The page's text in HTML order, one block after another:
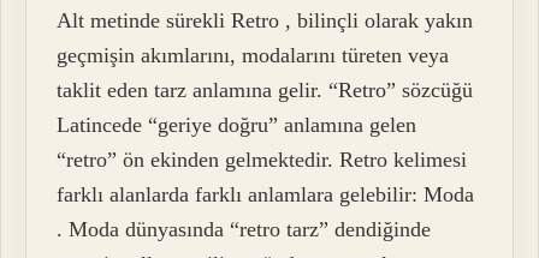
Alt metinde sürekli Retro , bilinçli olarak yakın
geçmişin akımlarını, modalarını türeten veya
taklit eden tarz anlamına gelir. “Retro” sözcüğü
Latincede “geriye doğru” anlamına gelen
“retro” ön ekinden gelmektedir. Retro kelimesi
farklı alanlarda farklı anlamlara gelebilir: Moda
. Moda dünyasında “retro tarz” dendiğinde